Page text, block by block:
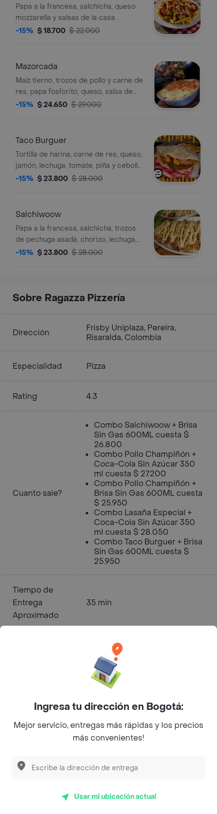
Papa a la francesa, salchicha, queso
mozzarella y salsas de la casa.
-15% $ 18.700 $ 22.000
Mazorcada
Maíz tierno, trozos de pollo y carne de
res, papa fosforito, queso, salsa de
ajo, napolitana y viene acompañada
-15% $ 24.650 $ 29.000
Taco Burguer
Tortilla de harina, carne de res, queso,
jamón, lechuga, tomate, piña y cebolla
caramelizada (Acompañada de papas
-15% $ 23.800 $ 28.000
Salchiwoow
Papa a la francesa, salchicha, trozos
de pechuga asada, chorizo, lechuga,
queso mozzarella, maíz tierno, papa
-15% $ 23.800 $ 28.000
Sobre Ragazza Pizzería
Dirección
Frisby Uniplaza, Pereira,
Risaralda, Colombia
Especialidad Pizza
Rating 4.3
Cuanto sale?
Combo Salchiwoow + Brisa
Sin Gas 600ML cuesta $
26.800
Combo Pollo Champiñón +
Coca-Cola Sin Azúcar 350
ml cuesta $ 27.200
Combo Pollo Champiñón +
Brisa Sin Gas 600ML cuesta
$ 25.950
Combo Lasaña Especial +
Coca-Cola Sin Azúcar 350
ml cuesta $ 28.050
Combo Taco Burguer + Brisa
Sin Gas 600ML cuesta $
25.950
Tiempo de
Entrega
Aproximado
35 min
Aprovecha el envío gratis en tu
primera compra en tiendas
seleccionadas. Aplican T&C
Apertura
23:00:00
Ragazza Pizzería - Boston
Ingresa tu dirección en Bogotá:
Mejor servicio, entregas más rápidas y los precios
más convenientes!
Usar mi ubicación actual